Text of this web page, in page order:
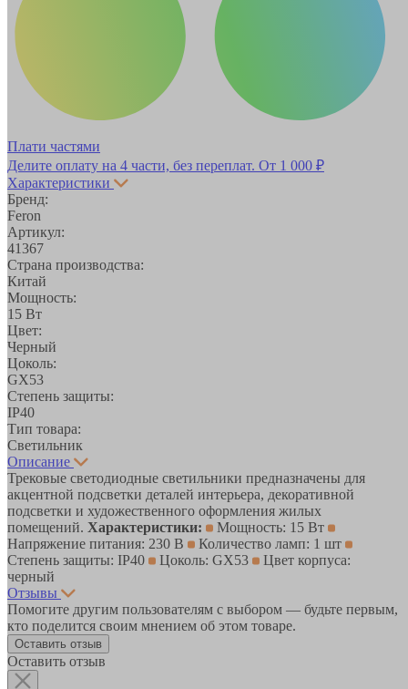
Плати частями
Делите оплату на 4 части, без переплат. От 1 000 ₽
Характеристики
Бренд:
Feron
Артикул:
41367
Страна производства:
Китай
Мощность:
15 Вт
Цвет:
Черный
Цоколь:
GX53
Степень защиты:
IP40
Тип товара:
Светильник
Описание
Трековые светодиодные светильники предназначены для
акцентной подсветки деталей интерьера, декоративной
подсветки и художественного оформления жилых
помещений. Характеристики:
Мощность: 15 Вт
Напряжение питания: 230 В
Количество ламп: 1 шт
Степень защиты: IP40
Цоколь: GX53
Цвет корпуса:
черный
Отзывы
Помогите другим пользователям с выбором — будьте первым,
кто поделится своим мнением об этом товаре.
Оставить отзыв
Оставить отзыв